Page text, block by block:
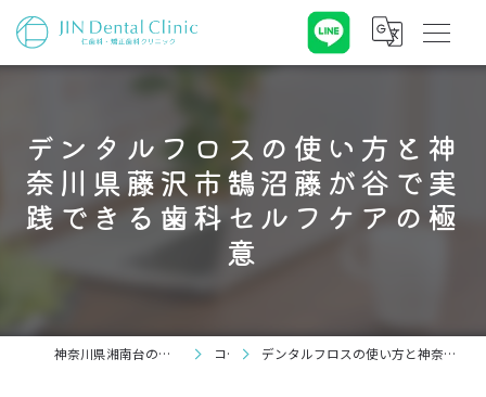
デンタルフロスの使い方と神
奈川県藤沢市鵠沼藤が谷で実
践できる歯科セルフケアの極
意
神奈川県湘南台の歯科なら仁歯科・矯正歯科クリニック コラム デンタルフロスの使い方と神奈川県藤沢市鵠沼藤が谷で実践できる歯科セルフケアの極意